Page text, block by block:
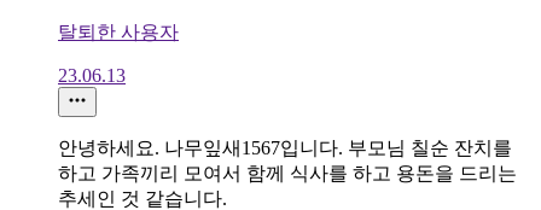
탈퇴한 사용자
23.06.13
안녕하세요. 나무잎새1567입니다. 부모님 칠순 잔치를
하고 가족끼리 모여서 함께 식사를 하고 용돈을 드리는
추세인 것 같습니다.